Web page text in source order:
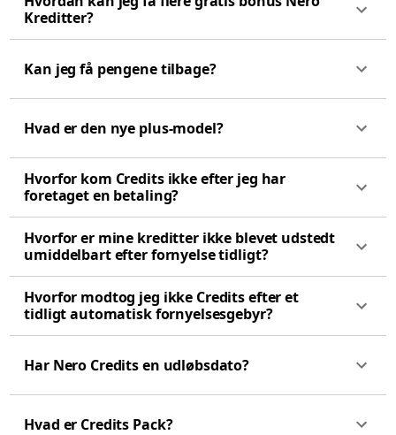
Kreditter?
Kan jeg få pengene tilbage?
Hvad er den nye plus-model?
Hvorfor kom Credits ikke efter jeg har
foretaget en betaling?
Hvorfor er mine kreditter ikke blevet udstedt
umiddelbart efter fornyelse tidligt?
Hvorfor modtog jeg ikke Credits efter et
tidligt automatisk fornyelsesgebyr?
Har Nero Credits en udløbsdato?
Hvad er Credits Pack?